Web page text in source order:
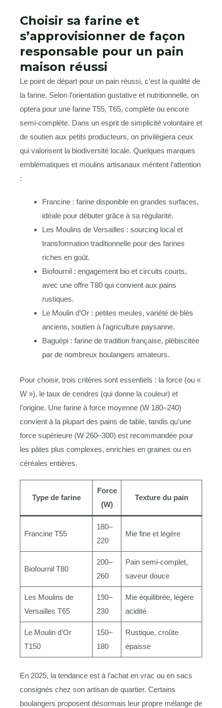
Choisir sa farine et
s’approvisionner de façon
responsable pour un pain
maison réussi
Le point de départ pour un pain réussi, c’est la qualité de
la farine. Selon l’orientation gustative et nutritionnelle, on
optera pour une farine T55, T65, complète ou encore
semi-complète. Dans un esprit de simplicité volontaire et
de soutien aux petits producteurs, on privilégiera ceux
qui valorisent la biodiversité locale. Quelques marques
emblématiques et moulins artisanaux méritent l’attention
:
Francine : farine disponible en grandes surfaces,
idéale pour débuter grâce à sa régularité.
Les Moulins de Versailles : sourcing local et
transformation traditionnelle pour des farines
riches en goût.
Biofournil : engagement bio et circuits courts,
avec une offre T80 qui convient aux pains
rustiques.
Le Moulin d’Or : petites meules, variété de blés
anciens, soutien à l’agriculture paysanne.
Baguépi : farine de tradition française, plébiscitée
par de nombreux boulangers amateurs.
Pour choisir, trois critères sont essentiels : la force (ou «
W »), le taux de cendres (qui donne la couleur) et
l’origine. Une farine à force moyenne (W 180–240)
convient à la plupart des pains de table, tandis qu’une
force supérieure (W 260–300) est recommandée pour
les pâtes plus complexes, enrichies en graines ou en
céréales entières.
Type de farine
Force
(W)
Texture du pain
Francine T55
180–
220
Mie fine et légère
Biofournil T80
200–
260
Pain semi-complet,
saveur douce
Les Moulins de
Versailles T65
190–
230
Mie équilibrée, légère
acidité
Le Moulin d’Or
T150
150–
180
Rustique, croûte
épaisse
En 2025, la tendance est à l’achat en vrac ou en sacs
consignés chez son artisan de quartier. Certains
boulangers proposent désormais leur propre mélange de